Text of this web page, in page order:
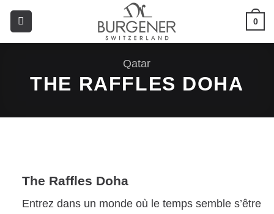
0
Qatar
THE RAFFLES DOHA
The Raffles Doha
Entrez dans un monde où le temps semble s’être